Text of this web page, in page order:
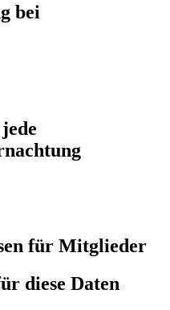
bei
für Mitglieder
diese Daten